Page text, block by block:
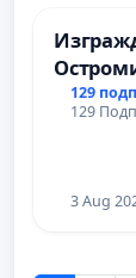
129
129
3 Aug